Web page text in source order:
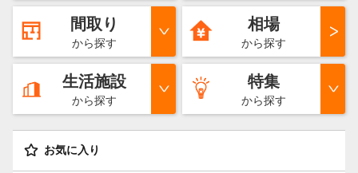
間取り
から探す
相場
から探す
生活施設
から探す
特集
から探す
お気に入り